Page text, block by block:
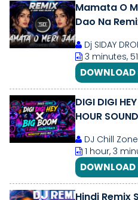
Mamata O
Dao Na
Dj SIDAY
3 minutes,
DOWNLOAD
DIGI DIGI
HOUR
DJ Chill
1 hour, 3
DOWNLOAD
Hindi Remix